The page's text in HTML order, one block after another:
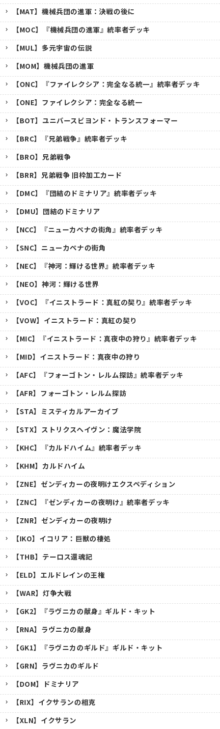
【MAT】機械兵団の進軍：決戦の後に
【MOC】『機械兵団の進軍』統率者デッキ
【MUL】多元宇宙の伝説
【MOM】機械兵団の進軍
【ONC】『ファイレクシア：完全なる統一』統率者デッキ
【ONE】ファイレクシア：完全なる統一
【BOT】ユニバースビヨンド・トランスフォーマー
【BRC】『兄弟戦争』統率者デッキ
【BRO】兄弟戦争
【BRR】兄弟戦争 旧枠加工カード
【DMC】『団結のドミナリア』統率者デッキ
【DMU】団結のドミナリア
【NCC】『ニューカペナの街角』統率者デッキ
【SNC】ニューカペナの街角
【NEC】『神河：輝ける世界』統率者デッキ
【NEO】神河：輝ける世界
【VOC】『イニストラード：真紅の契り』統率者デッキ
【VOW】イニストラード：真紅の契り
【MIC】『イニストラード：真夜中の狩り』統率者デッキ
【MID】イニストラード：真夜中の狩り
【AFC】『フォーゴトン・レルム探訪』統率者デッキ
【AFR】フォーゴトン・レルム探訪
【STA】ミスティカルアーカイブ
【STX】ストリクスヘイヴン：魔法学院
【KHC】『カルドハイム』統率者デッキ
【KHM】カルドハイム
【ZNE】ゼンディカーの夜明けエクスペディション
【ZNC】『ゼンディカーの夜明け』統率者デッキ
【ZNR】ゼンディカーの夜明け
【IKO】イコリア：巨獣の棲処
【THB】テーロス還魂記
【ELD】エルドレインの王権
【WAR】灯争大戦
【GK2】『ラヴニカの献身』ギルド・キット
【RNA】ラヴニカの献身
【GK1】『ラヴニカのギルド』ギルド・キット
【GRN】ラヴニカのギルド
【DOM】ドミナリア
【RIX】イクサランの相克
【XLN】イクサラン